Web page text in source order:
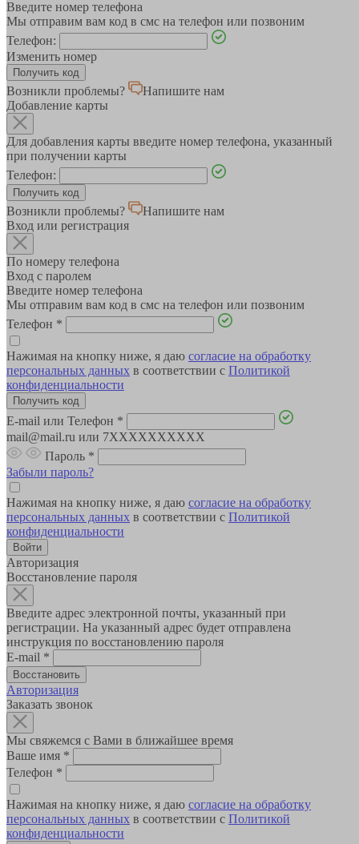
Введите номер телефона
Мы отправим вам код в смс на телефон или позвоним
Телефон:
Изменить номер
Возникли проблемы?
Напишите нам
Добавление карты
Для добавления карты введите номер телефона, указанный
при получении карты
Телефон:
Возникли проблемы?
Напишите нам
Вход или регистрация
По номеру телефона
Вход с паролем
Введите номер телефона
Мы отправим вам код в смс на телефон или позвоним
Телефон *
Нажимая на кнопку ниже, я даю согласие на обработку
персональных данных в соответствии с Политикой
конфиденциальности
E-mail или Телефон *
mail@mail.ru или 7XXXXXXXXXX
Пароль *
Забыли пароль?
Нажимая на кнопку ниже, я даю согласие на обработку
персональных данных в соответствии с Политикой
конфиденциальности
Авторизация
Восстановление пароля
Введите адрес электронной почты, указанный при
регистрации. На указанный адрес будет отправлена
инструкция по восстановлению пароля
E-mail *
Авторизация
Заказать звонок
Мы свяжемся с Вами в ближайшее время
Ваше имя *
Телефон *
Нажимая на кнопку ниже, я даю согласие на обработку
персональных данных в соответствии с Политикой
конфиденциальности